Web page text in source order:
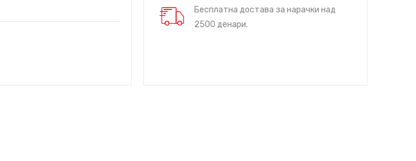
Бесплатна достава за нарачки над
2500 денари.